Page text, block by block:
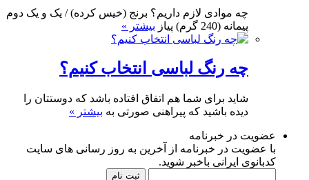
چه موادی لازم داریم؟ برنج (خیس کرده) / یک و یک دوم
پیمانه (240 گرم) پیاز
بیشتر »
چه رنگ لباسی انتخاب کنیم؟
شاید برای شما هم اتفاق افتاده باشد که دوستتان را
دیده باشید که پیراهنی صورتی به بیشتر »
عضویت در خبرنامه
با عضویت در خبرنامه از آخرین به روز رسانی های سایت
کدبانوی ایرانی باخبر شوید.